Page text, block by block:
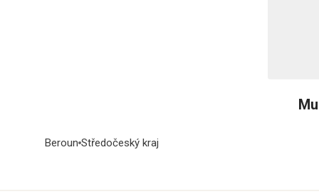
Beroun Středočeský kraj